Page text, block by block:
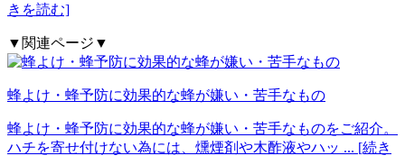
きを読む]
▼関連ページ▼
蜂よけ・蜂予防に効果的な蜂が嫌い・苦手なもの
蜂よけ・蜂予防に効果的な蜂が嫌い・苦手なものをご紹介。
ハチを寄せ付けない為には、燻煙剤や木酢液やハッ ... [続き